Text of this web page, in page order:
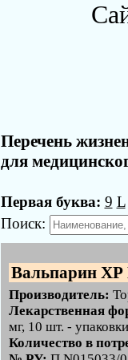
Перечень
для
Первая буква: 9 L
Поиск:
Вальпарин
Производитель:
Лекарственная
мг, 10 шт. -
Количество в